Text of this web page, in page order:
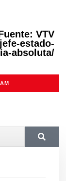
VTV
estado-
absoluta/